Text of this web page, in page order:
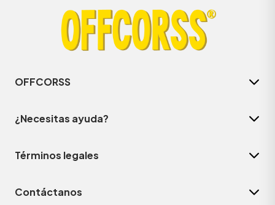
OFFCORSS
¿Necesitas ayuda?
Términos legales
Contáctanos